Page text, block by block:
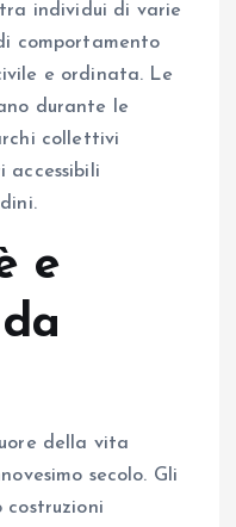
individui di varie
comportamento
e ordinata. Le
durante le
collettivi
accessibili
e
della vita
secolo. Gli